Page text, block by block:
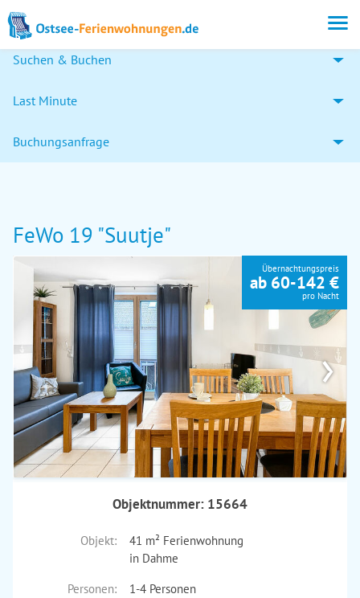
Suchen & Buchen
Last Minute
Buchungsanfrage
FeWo 19 "Suutje"
›
Übernachtungspreis
ab 60-142 €
pro Nacht
Objektnummer: 15664
Objekt:
41 m² Ferienwohnung
in Dahme
Personen:
1-4 Personen